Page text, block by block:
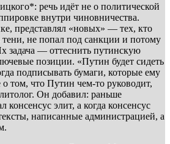
речь идёт не о политической
внутри чиновничества.
представлял «новых» — тех, кто
тени, не попал под санкции и потому
задача — оттеснить путинскую
позиции. «Путин будет сидеть
подписывать бумаги, которые ему
о том, что Путин чем-то руководит,
Он добавил: раньше
консенсус элит, а когда консенсус
написанные администрацией, а